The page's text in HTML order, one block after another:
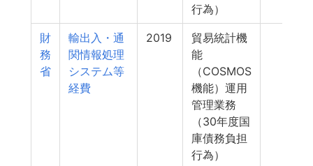
行為）
財
務
省
輸出入・通
関情報処理
システム等
経費
2019
貿易統計機
能
（COSMOS
機能）運用
管理業務
（30年度国
庫債務負担
行為）